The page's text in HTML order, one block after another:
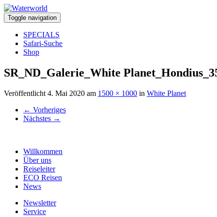
Toggle navigation
SPECIALS
Safari-Suche
Shop
SR_ND_Galerie_White
Veröffentlicht 4. Mai 2020 am 1500 × 1000 in White Planet
← Vorheriges
Nächstes →
Willkommen
Über uns
Reiseleiter
ECO Reisen
News
Newsletter
Service